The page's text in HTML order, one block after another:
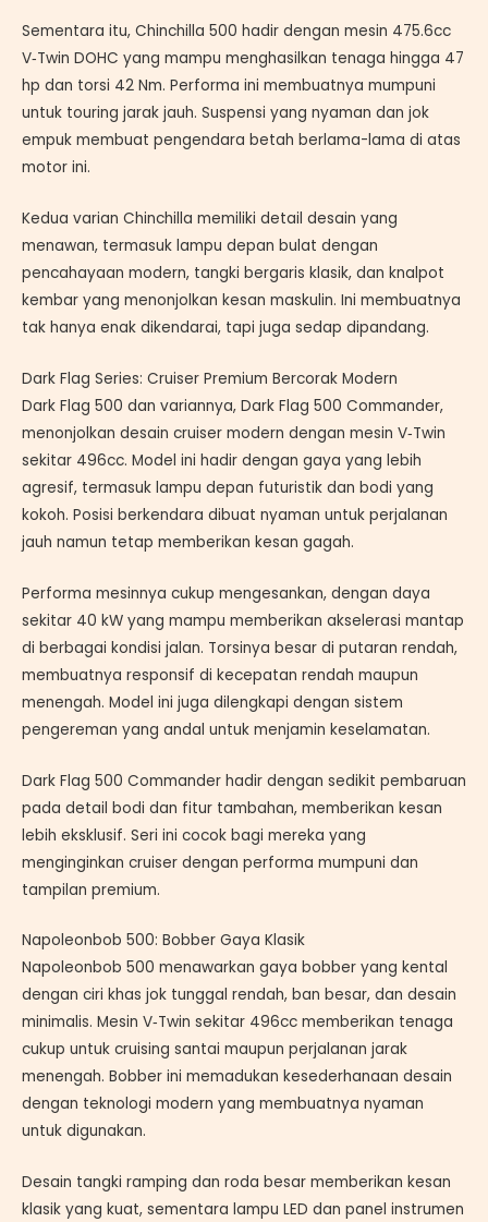
Sementara itu, Chinchilla 500 hadir dengan mesin 475.6cc
V‑Twin DOHC yang mampu menghasilkan tenaga hingga 47
hp dan torsi 42 Nm. Performa ini membuatnya mumpuni
untuk touring jarak jauh. Suspensi yang nyaman dan jok
empuk membuat pengendara betah berlama-lama di atas
motor ini.
Kedua varian Chinchilla memiliki detail desain yang
menawan, termasuk lampu depan bulat dengan
pencahayaan modern, tangki bergaris klasik, dan knalpot
kembar yang menonjolkan kesan maskulin. Ini membuatnya
tak hanya enak dikendarai, tapi juga sedap dipandang.
Dark Flag Series: Cruiser Premium Bercorak Modern
Dark Flag 500 dan variannya, Dark Flag 500 Commander,
menonjolkan desain cruiser modern dengan mesin V‑Twin
sekitar 496cc. Model ini hadir dengan gaya yang lebih
agresif, termasuk lampu depan futuristik dan bodi yang
kokoh. Posisi berkendara dibuat nyaman untuk perjalanan
jauh namun tetap memberikan kesan gagah.
Performa mesinnya cukup mengesankan, dengan daya
sekitar 40 kW yang mampu memberikan akselerasi mantap
di berbagai kondisi jalan. Torsinya besar di putaran rendah,
membuatnya responsif di kecepatan rendah maupun
menengah. Model ini juga dilengkapi dengan sistem
pengereman yang andal untuk menjamin keselamatan.
Dark Flag 500 Commander hadir dengan sedikit pembaruan
pada detail bodi dan fitur tambahan, memberikan kesan
lebih eksklusif. Seri ini cocok bagi mereka yang
menginginkan cruiser dengan performa mumpuni dan
tampilan premium.
Napoleonbob 500: Bobber Gaya Klasik
Napoleonbob 500 menawarkan gaya bobber yang kental
dengan ciri khas jok tunggal rendah, ban besar, dan desain
minimalis. Mesin V‑Twin sekitar 496cc memberikan tenaga
cukup untuk cruising santai maupun perjalanan jarak
menengah. Bobber ini memadukan kesederhanaan desain
dengan teknologi modern yang membuatnya nyaman
untuk digunakan.
Desain tangki ramping dan roda besar memberikan kesan
klasik yang kuat, sementara lampu LED dan panel instrumen